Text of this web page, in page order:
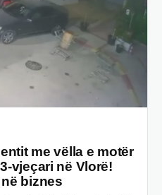
me vëlla e motër
vjeçari në Vlorë!
biznes